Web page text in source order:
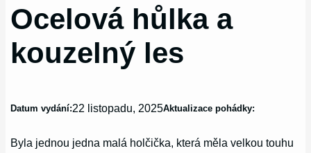
Ocelová hůlka a
kouzelný les
Datum vydání:22 listopadu, 2025Aktualizace pohádky:
Byla jednou jedna malá holčička, která měla velkou touhu